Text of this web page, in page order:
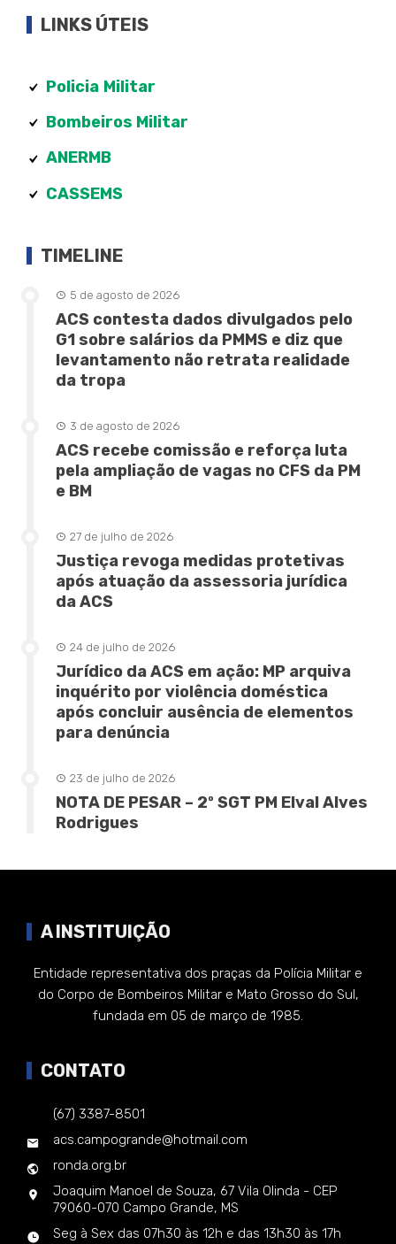
LINKS ÚTEIS
Policia Militar
Bombeiros Militar
ANERMB
CASSEMS
TIMELINE
5 de agosto de 2026
ACS contesta dados divulgados pelo
G1 sobre salários da PMMS e diz que
levantamento não retrata realidade
da tropa
3 de agosto de 2026
ACS recebe comissão e reforça luta
pela ampliação de vagas no CFS da PM
e BM
27 de julho de 2026
Justiça revoga medidas protetivas
após atuação da assessoria jurídica
da ACS
24 de julho de 2026
Jurídico da ACS em ação: MP arquiva
inquérito por violência doméstica
após concluir ausência de elementos
para denúncia
23 de julho de 2026
NOTA DE PESAR – 2º SGT PM Elval Alves
Rodrigues
A INSTITUIÇÃO
Entidade representativa dos praças da Polícia Militar e
do Corpo de Bombeiros Militar e Mato Grosso do Sul,
fundada em 05 de março de 1985.
CONTATO
(67) 3387-8501
acs.campogrande@hotmail.com
ronda.org.br
Joaquim Manoel de Souza, 67 Vila Olinda - CEP
79060-070 Campo Grande, MS
Seg à Sex das 07h30 às 12h e das 13h30 às 17h